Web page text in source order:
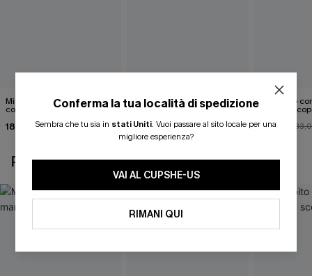
Mini abito senza maniche
con colletto nero
18,90 €
Abito monospalla con
cintura e stampa a foglie
26,90 €
Mini abito
schiena
26,00 €
POTREBBE INTERESSARTI ANCHE
Conferma la tua località di spedizione
Sembra che tu sia in stati Uniti. Vuoi passare al sito locale per una
migliore esperienza?
VAI AL CUPSHE-US
RIMANI QUI